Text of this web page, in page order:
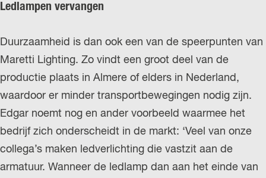
Ledlampen vervangen
Duurzaamheid is dan ook een van de speerpunten van
Maretti Lighting. Zo vindt een groot deel van de
productie plaats in Almere of elders in Nederland,
waardoor er minder transportbewegingen nodig zijn.
Edgar noemt nog en ander voorbeeld waarmee het
bedrijf zich onderscheidt in de markt: ‘Veel van onze
collega’s maken ledverlichting die vastzit aan de
armatuur. Wanneer de ledlamp dan aan het einde van